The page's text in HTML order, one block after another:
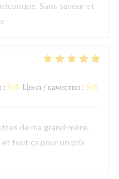
Sans saveur et
: 5/5 Цена / качество : 5/5
de ma grand-mère,
tout ça pour un prix